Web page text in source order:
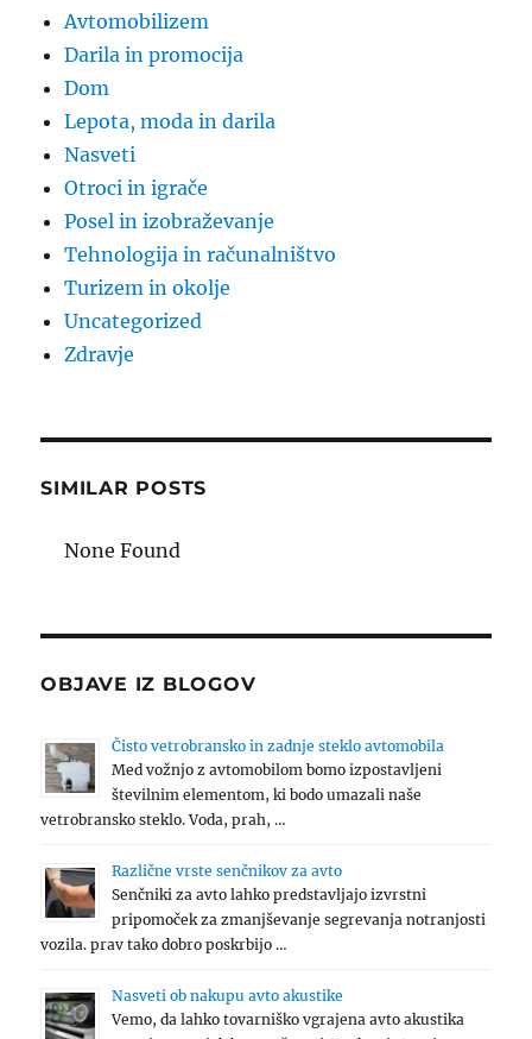
Avtomobilizem
Darila in promocija
Dom
Lepota, moda in darila
Nasveti
Otroci in igrače
Posel in izobraževanje
Tehnologija in računalništvo
Turizem in okolje
Uncategorized
Zdravje
SIMILAR POSTS
None Found
OBJAVE IZ BLOGOV
Čisto vetrobransko in zadnje steklo avtomobila
Med vožnjo z avtomobilom bomo izpostavljeni
številnim elementom, ki bodo umazali naše
vetrobransko steklo. Voda, prah, …
Različne vrste senčnikov za avto
Senčniki za avto lahko predstavljajo izvrstni
pripomoček za zmanjševanje segrevanja notranjosti
vozila. prav tako dobro poskrbijo …
Nasveti ob nakupu avto akustike
Vemo, da lahko tovarniško vgrajena avto akustika